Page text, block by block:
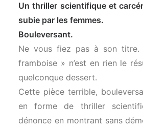
Un thriller scientifique et
subie par les femmes.
Bouleversant.
Ne vous fiez pas à son
framboise » n’est en rien le
quelconque dessert.
Cette pièce terrible,
en forme de thriller
dénonce en montrant sans